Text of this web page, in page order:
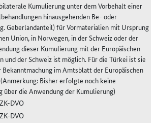
Kumulierung unter dem Vorbehalt einer
hinausgehenden Be- oder
Geberlandanteil) für Vormaterialien mit Ursprung
Union, in Norwegen, in der Schweiz oder der
dieser Kumulierung mit der Europäischen
und der Schweiz ist möglich. Für die Türkei ist sie
Bekanntmachung im Amtsblatt der Europäischen
(Anmerkung: Bisher erfolgte noch keine
über die Anwendung der Kumulierung)
ZK-DVO
ZK-DVO